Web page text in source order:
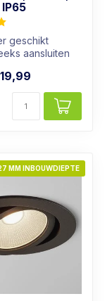
geschikt
aansluiten
MM INBOUWDIEPTE